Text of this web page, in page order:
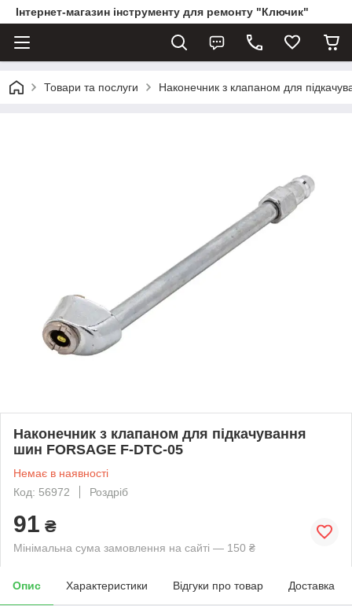
Інтернет-магазин інструменту для ремонту "Ключик"
Товари та послуги Наконечник з клапаном для
Наконечник з клапаном для підкачування
шин FORSAGE F-DTC-05
Немає в наявності
Код: 56972
Роздріб
91 ₴
Мінімальна сума замовлення на сайті — 150 ₴
Опис Характеристики Відгуки про товар Доставка